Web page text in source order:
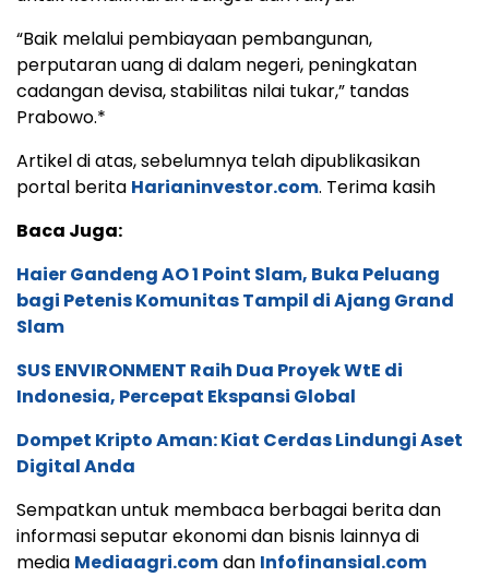
“Baik melalui pembiayaan pembangunan,
perputaran uang di dalam negeri, peningkatan
cadangan devisa, stabilitas nilai tukar,” tandas
Prabowo.*
Artikel di atas, sebelumnya telah dipublikasikan
portal berita Harianinvestor.com. Terima kasih
Baca Juga:
Haier Gandeng AO 1 Point Slam, Buka Peluang
bagi Petenis Komunitas Tampil di Ajang Grand
Slam
SUS ENVIRONMENT Raih Dua Proyek WtE di
Indonesia, Percepat Ekspansi Global
Dompet Kripto Aman: Kiat Cerdas Lindungi Aset
Digital Anda
Sempatkan untuk membaca berbagai berita dan
informasi seputar ekonomi dan bisnis lainnya di
media Mediaagri.comdan Infofinansial.com